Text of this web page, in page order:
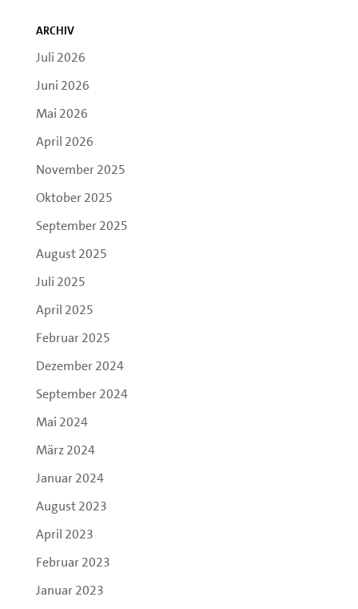
Archiv
Juli 2026
Juni 2026
Mai 2026
April 2026
November 2025
Oktober 2025
September 2025
August 2025
Juli 2025
April 2025
Februar 2025
Dezember 2024
September 2024
Mai 2024
März 2024
Januar 2024
August 2023
April 2023
Februar 2023
Januar 2023